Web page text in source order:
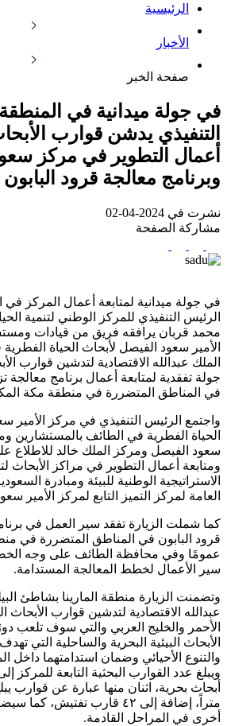
الرئيسية
الأخبار
صفحة الخبر
في جولة ميدانية في
التنفيذي يدشن قوارب
أعمال التطوير في مركز
وبرنامج معالجة قرود البابون
نشرت في 2024-04-02
مشاركة الصفحة
في جولة ميدانية لمتابعة أعمال المركز في
الرئيس التنفيذي للمركز الوطني لتنمية
محمد قربان يرافقه فريق من قيادات
الأمير سعود الفيصل لأبحاث الحياة
الملك عبدالله الاقتصادية لتدشين قوارب
جولة تفقدية لمتابعة أعمال برنامج معالجة
في المناطق المتضررة في منطقة مكة
واجتمع الرئيس التنفيذي في مركز الأمير
الحياة الفطرية في الطائف بالمستشارين
سعود الفيصل ومركز الملك خالد للاطلاع
ومتابعة أعمال التطوير في مراكز الأبحاث
الاستراتيجية الوطنية للبيئة ومبادرة
العامة لمركز التميز التابع لمركز الأمير
كما شملت الزيارة تفقد سير العمل في
قرود البابون في المناطق المتضررة في
عمومًا وفي محافظة الطائف على وجه
سير الأعمال لخطط المعالجة المستدامة.
وتضمنت الزيارة منطقة المارينا بشاطئ
عبدالله الاقتصادية لتدشين قوارب الأبحاث
الأحمر والخليج العربي والتي سوف تلعب
الأبحاث البيئية البحرية والساحلية التي
والتنوع الأحيائي وضمان استدامتهما داخل
ويبلغ عدد القوارب البحثية التابعة للمركز
أبحاث بحرية، اثنان منها عبارة عن قوارب
متراً، إضافة إلى ٤٢ قارب
أخرى في المراحل القادمة.